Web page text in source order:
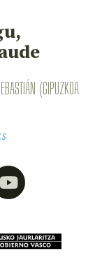
(GIPUZKOA